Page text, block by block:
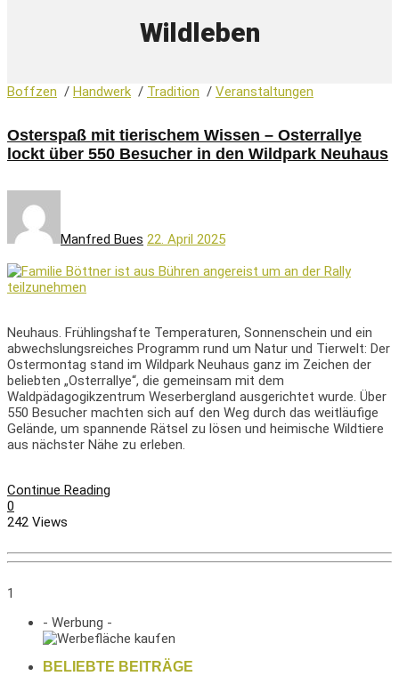
Wildleben
Boffzen / Handwerk / Tradition / Veranstaltungen
Osterspaß mit tierischem Wissen – Osterrallye
lockt über 550 Besucher in den Wildpark Neuhaus
Manfred Bues 22. April 2025
Neuhaus. Frühlingshafte Temperaturen, Sonnenschein und ein
abwechslungsreiches Programm rund um Natur und Tierwelt: Der
Ostermontag stand im Wildpark Neuhaus ganz im Zeichen der
beliebten „Osterrallye“, die gemeinsam mit dem
Waldpädagogikzentrum Weserbergland ausgerichtet wurde. Über
550 Besucher machten sich auf den Weg durch das weitläufige
Gelände, um spannende Rätsel zu lösen und heimische Wildtiere
aus nächster Nähe zu erleben.
Continue Reading
0
242 Views
1
- Werbung -
BELIEBTE BEITRÄGE